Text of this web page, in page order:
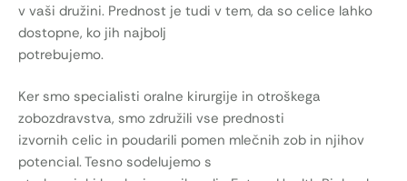
v vaši družini. Prednost je tudi v tem, da so celice lahko
dostopne, ko jih najbolj
potrebujemo.
Ker smo specialisti oralne kirurgije in otroškega
zobozdravstva, smo združili vse prednosti
izvornih celic in poudarili pomen mlečnih zob in njihov
potencial. Tesno sodelujemo s